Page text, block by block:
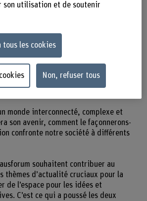
cruciaux pour la
d’envoi sera donné le
un évènement intitulé
mondial en temps de
le rôle de la politique,
et des sciences ? »
monde interconnecté, complexe et
son avenir, comment le façonnerons-
confronte notre société à différents
souhaitent contribuer au
thèmes d’actualité cruciaux pour la
de l’espace pour les idées et
C’est ce qui a poussé les deux
son utilisation et de soutenir
tous les cookies
Non, refuser tous